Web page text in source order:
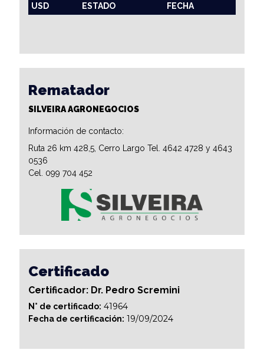
USD ESTADO FECHA
Rematador
SILVEIRA AGRONEGOCIOS
Información de contacto:
Ruta 26 km 428,5, Cerro Largo Tel. 4642 4728 y 4643
0536
Cel. 099 704 452
Certificado
Certificador: Dr. Pedro Scremini
N° de certificado: 41964
Fecha de certificación: 19/09/2024